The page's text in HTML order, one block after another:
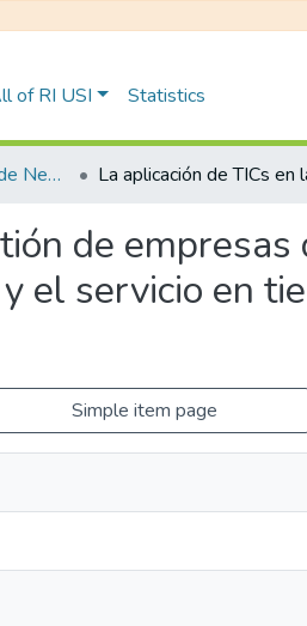
of RI USI Statistics
TFG Administración de Negocios
de
el servicio en
Simple item page